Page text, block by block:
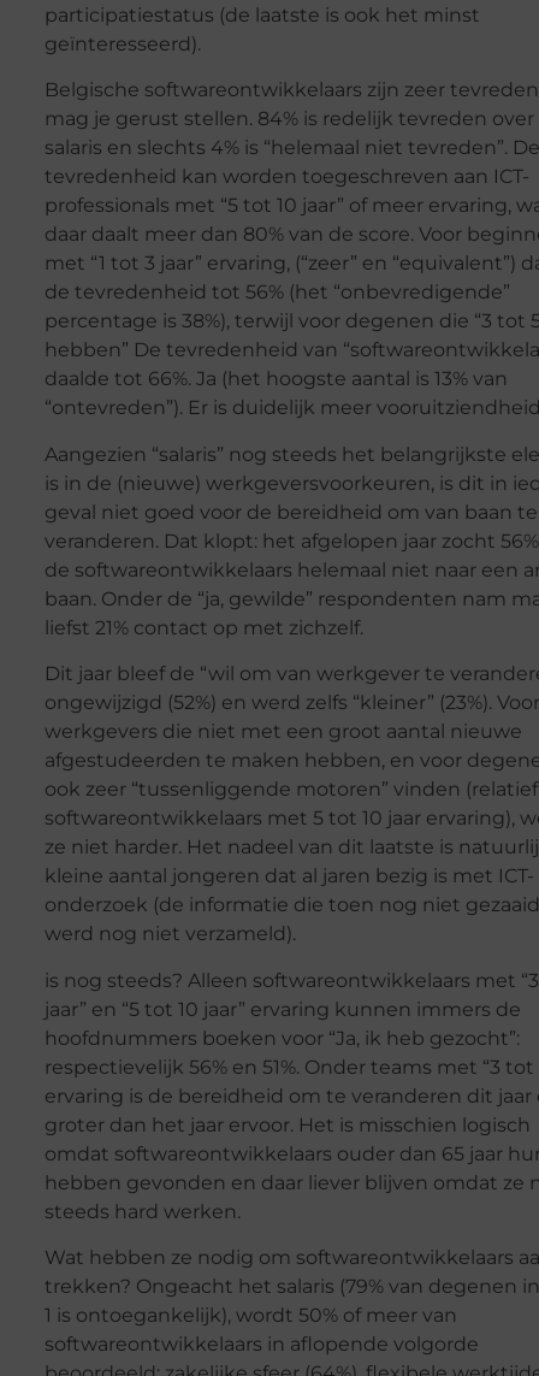
participatiestatus (de laatste is ook het minst
geïnteresseerd).
Belgische softwareontwikkelaars zijn zeer
mag je gerust stellen. 84% is redelijk tevreden
salaris en slechts 4% is “helemaal niet tevreden”.
tevredenheid kan worden toegeschreven aan ICT-
professionals met “5 tot 10 jaar” of meer ervaring,
daar daalt meer dan 80% van de score. Voor
met “1 tot 3 jaar” ervaring, (“zeer” en “equivalent”)
de tevredenheid tot 56% (het “onbevredigende”
percentage is 38%), terwijl voor degenen die “3 tot
hebben” De tevredenheid van
daalde tot 66%. Ja (het hoogste aantal is 13% van
“ontevreden”). Er is duidelijk meer
Aangezien “salaris” nog steeds het belangrijkste
is in de (nieuwe) werkgeversvoorkeuren, is dit in
geval niet goed voor de bereidheid om van baan te
veranderen. Dat klopt: het afgelopen jaar zocht
de softwareontwikkelaars helemaal niet naar een
baan. Onder de “ja, gewilde” respondenten nam
liefst 21% contact op met zichzelf.
Dit jaar bleef de “wil om van werkgever te
ongewijzigd (52%) en werd zelfs “kleiner” (23%). Voor
werkgevers die niet met een groot aantal nieuwe
afgestudeerden te maken hebben, en voor
ook zeer “tussenliggende motoren” vinden
softwareontwikkelaars met 5 tot 10 jaar ervaring),
ze niet harder. Het nadeel van dit laatste is
kleine aantal jongeren dat al jaren bezig is met ICT-
onderzoek (de informatie die toen nog niet
werd nog niet verzameld).
is nog steeds? Alleen softwareontwikkelaars met
jaar” en “5 tot 10 jaar” ervaring kunnen immers de
hoofdnummers boeken voor “Ja, ik heb gezocht”:
respectievelijk 56% en 51%. Onder teams met “3 tot
ervaring is de bereidheid om te veranderen dit jaar
groter dan het jaar ervoor. Het is misschien logisch
omdat softwareontwikkelaars ouder dan 65 jaar
hebben gevonden en daar liever blijven omdat ze
steeds hard werken.
Wat hebben ze nodig om softwareontwikkelaars
trekken? Ongeacht het salaris (79% van degenen
1 is ontoegankelijk), wordt 50% of meer van
softwareontwikkelaars in aflopende volgorde